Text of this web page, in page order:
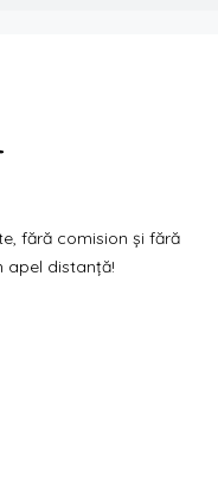
fără comision și fără
apel distanță!